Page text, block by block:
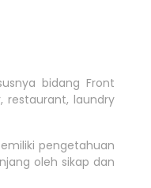
bidang Front
restaurant, laundry
pengetahuan
oleh sikap dan